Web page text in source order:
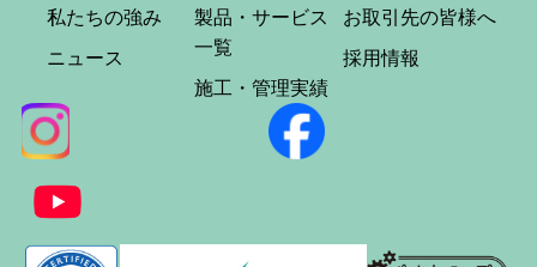
私たちの強み
ニュース
製品・サービス
一覧
施工・管理実績
お取引先の皆様へ
採用情報